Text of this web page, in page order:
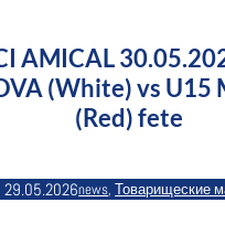
AMICAL
(White) vs U15
(Red) fete
29.05.2026news, Товарищеские